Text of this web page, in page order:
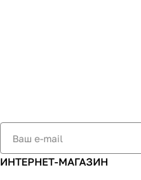
ИНТЕРНЕТ-МАГАЗИН